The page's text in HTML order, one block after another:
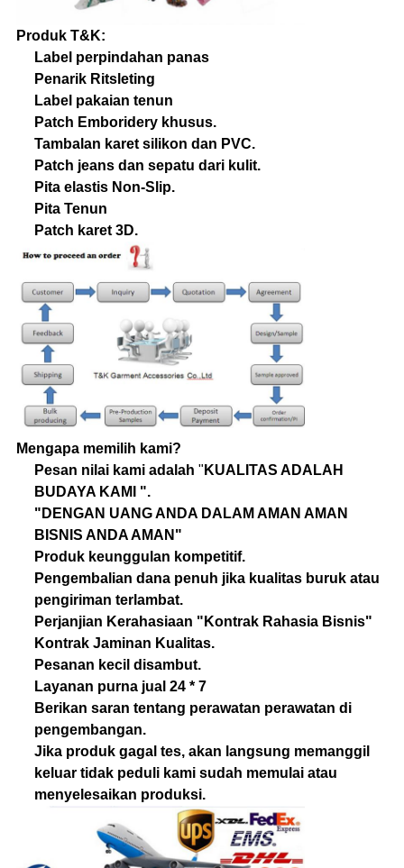
Produk T&K:
Label perpindahan panas
Penarik Ritsleting
Label pakaian tenun
Patch Emboridery khusus.
Tambalan karet silikon dan PVC.
Patch jeans dan sepatu dari kulit.
Pita elastis Non-Slip.
Pita Tenun
Patch karet 3D.
Mengapa memilih kami?
Pesan nilai kami adalah " KUALITAS ADALAH
BUDAYA KAMI ".
"DENGAN UANG ANDA DALAM AMAN AMAN
BISNIS ANDA AMAN"
Produk keunggulan kompetitif.
Pengembalian dana penuh jika kualitas buruk atau
pengiriman terlambat.
Perjanjian Kerahasiaan "Kontrak Rahasia Bisnis"
Kontrak Jaminan Kualitas.
Pesanan kecil disambut.
Layanan purna jual 24 * 7
Berikan saran tentang perawatan perawatan di
pengembangan.
Jika produk gagal tes, akan langsung memanggil
keluar tidak peduli kami sudah memulai atau
menyelesaikan produksi.